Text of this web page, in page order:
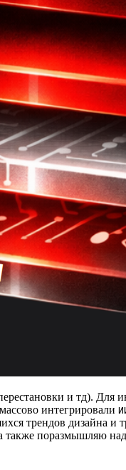
и тд). Для
интегрировали
трендов дизайна
поразмышляю